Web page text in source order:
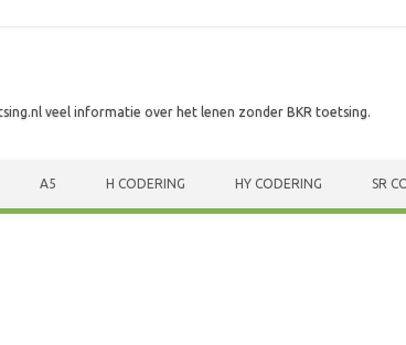
veel informatie over het lenen zonder BKR toetsing.
A5 H CODERING HY CODERING SR